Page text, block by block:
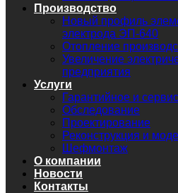
Производство
Новый профиль
электрода ЭП-640
Отопление
Увеличение
предприятия
Услуги
Гарантийное и
Обследование
Проектирование
Реконструкция и
Шефмонтаж
О компании
Новости
Контакты